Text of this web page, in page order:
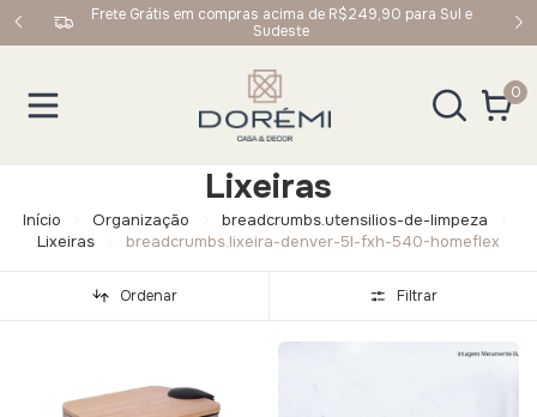
e
Ganhe 5% OFF na primeira compra usando o cupom:
BEMVINDO
0
Lixeiras
Início Organização
breadcrumbs.utensilios-de-limpeza
Lixeiras
breadcrumbs.lixeira-denver-5l-fxh-540-homeflex
Ordenar Filtrar